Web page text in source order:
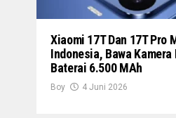
Xiaomi 17T Dan 17T Pro
Indonesia, Bawa Kamera
Baterai 6.500 MAh
Boy 4 Juni 2026